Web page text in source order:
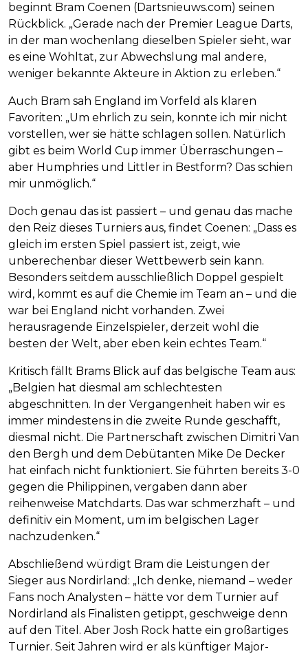
beginnt Bram Coenen (Dartsnieuws.com) seinen
Rückblick. „Gerade nach der Premier League Darts,
in der man wochenlang dieselben Spieler sieht, war
es eine Wohltat, zur Abwechslung mal andere,
weniger bekannte Akteure in Aktion zu erleben.“
Auch Bram sah England im Vorfeld als klaren
Favoriten: „Um ehrlich zu sein, konnte ich mir nicht
vorstellen, wer sie hätte schlagen sollen. Natürlich
gibt es beim World Cup immer Überraschungen –
aber Humphries und Littler in Bestform? Das schien
mir unmöglich.“
Doch genau das ist passiert – und genau das mache
den Reiz dieses Turniers aus, findet Coenen: „Dass es
gleich im ersten Spiel passiert ist, zeigt, wie
unberechenbar dieser Wettbewerb sein kann.
Besonders seitdem ausschließlich Doppel gespielt
wird, kommt es auf die Chemie im Team an – und die
war bei England nicht vorhanden. Zwei
herausragende Einzelspieler, derzeit wohl die
besten der Welt, aber eben kein echtes Team.“
Kritisch fällt Brams Blick auf das belgische Team aus:
„Belgien hat diesmal am schlechtesten
abgeschnitten. In der Vergangenheit haben wir es
immer mindestens in die zweite Runde geschafft,
diesmal nicht. Die Partnerschaft zwischen Dimitri Van
den Bergh und dem Debütanten Mike De Decker
hat einfach nicht funktioniert. Sie führten bereits 3-0
gegen die Philippinen, vergaben dann aber
reihenweise Matchdarts. Das war schmerzhaft – und
definitiv ein Moment, um im belgischen Lager
nachzudenken.“
Abschließend würdigt Bram die Leistungen der
Sieger aus Nordirland: „Ich denke, niemand – weder
Fans noch Analysten – hätte vor dem Turnier auf
Nordirland als Finalisten getippt, geschweige denn
auf den Titel. Aber Josh Rock hatte ein großartiges
Turnier. Seit Jahren wird er als künftiger Major-